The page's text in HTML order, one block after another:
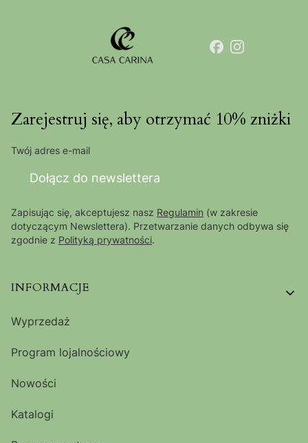
Zarejestruj się, aby otrzymać 10% zniżki
Twój adres e-mail
Dołącz do newslettera
Zapisując się, akceptujesz nasz Regulamin (w zakresie
dotyczącym Newslettera). Przetwarzanie danych odbywa się
zgodnie z Polityką prywatności.
Linki w stopce
INFORMACJE
Wyprzedaż
Program lojalnościowy
Nowości
Katalogi